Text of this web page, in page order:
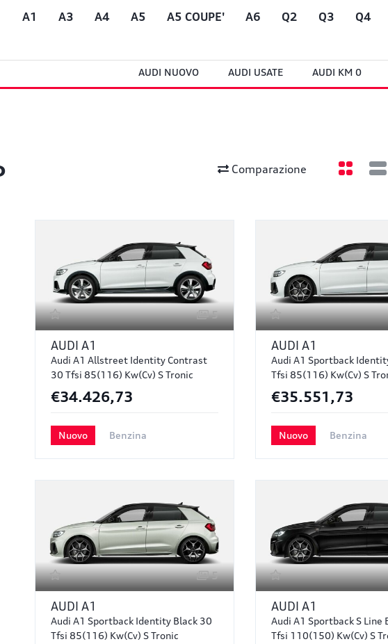
A1 A3 A4 A5 A5 COUPE' A6 Q2 Q3 Q4
AUDI NUOVO AUDI USATE AUDI KM 0
Comparazione
5
AUDI A1
Audi A1 Allstreet Identity Contrast
30 Tfsi 85(116) Kw(cv) S Tronic
€34.426,73
Nuovo Benzina
AUDI A1
Audi A1 Sportback
Tfsi 85(116) Kw(cv) S
€35.551,73
Nuovo Benzina
5
AUDI A1
Audi A1 Sportback Identity Black 30
Tfsi 85(116) Kw(cv) S Tronic
AUDI A1
Audi A1 Sportback S Line
Tfsi 110(150) Kw(cv) S